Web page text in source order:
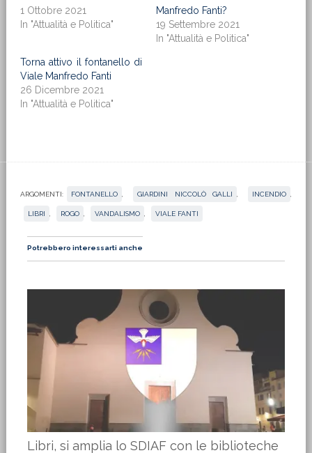
1 Ottobre 2021
In "Attualità e Politica"
Manfredo Fanti?
19 Settembre 2021
In "Attualità e Politica"
Torna attivo il fontanello di
Viale Manfredo Fanti
26 Dicembre 2021
In "Attualità e Politica"
ARGOMENTI: FONTANELLO GIARDINI NICCOLÒ GALLI INCENDIO
LIBRI ROGO VANDALISMO VIALE FANTI
Potrebbero interessarti anche
Libri, si amplia lo SDIAF con le biblioteche